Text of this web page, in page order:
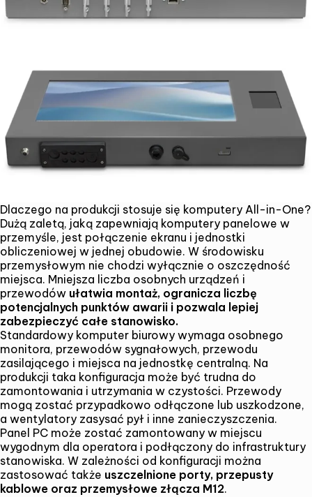
Dlaczego na produkcji stosuje się komputery All-in-One?
Dużą zaletą, jaką zapewniają komputery panelowe w
przemyśle, jest połączenie ekranu i jednostki
obliczeniowej w jednej obudowie. W środowisku
przemysłowym nie chodzi wyłącznie o oszczędność
miejsca. Mniejsza liczba osobnych urządzeń i
przewodów ułatwia montaż, ogranicza liczbę
potencjalnych punktów awarii i pozwala lepiej
zabezpieczyć całe stanowisko.
Standardowy komputer biurowy wymaga osobnego
monitora, przewodów sygnałowych, przewodu
zasilającego i miejsca na jednostkę centralną. Na
produkcji taka konfiguracja może być trudna do
zamontowania i utrzymania w czystości. Przewody
mogą zostać przypadkowo odłączone lub uszkodzone,
a wentylatory zasysać pył i inne zanieczyszczenia.
Panel PC może zostać zamontowany w miejscu
wygodnym dla operatora i podłączony do infrastruktury
stanowiska. W zależności od konfiguracji można
zastosować także uszczelnione porty, przepusty
kablowe oraz przemysłowe złącza M12.